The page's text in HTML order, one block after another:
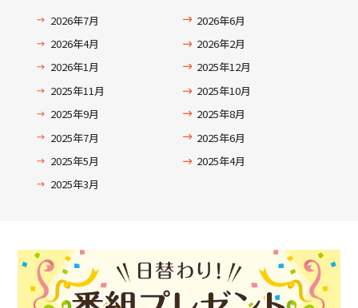
2026年7月
2026年6月
2026年4月
2026年2月
2026年1月
2025年12月
2025年11月
2025年10月
2025年9月
2025年8月
2025年7月
2025年6月
2025年5月
2025年4月
2025年3月